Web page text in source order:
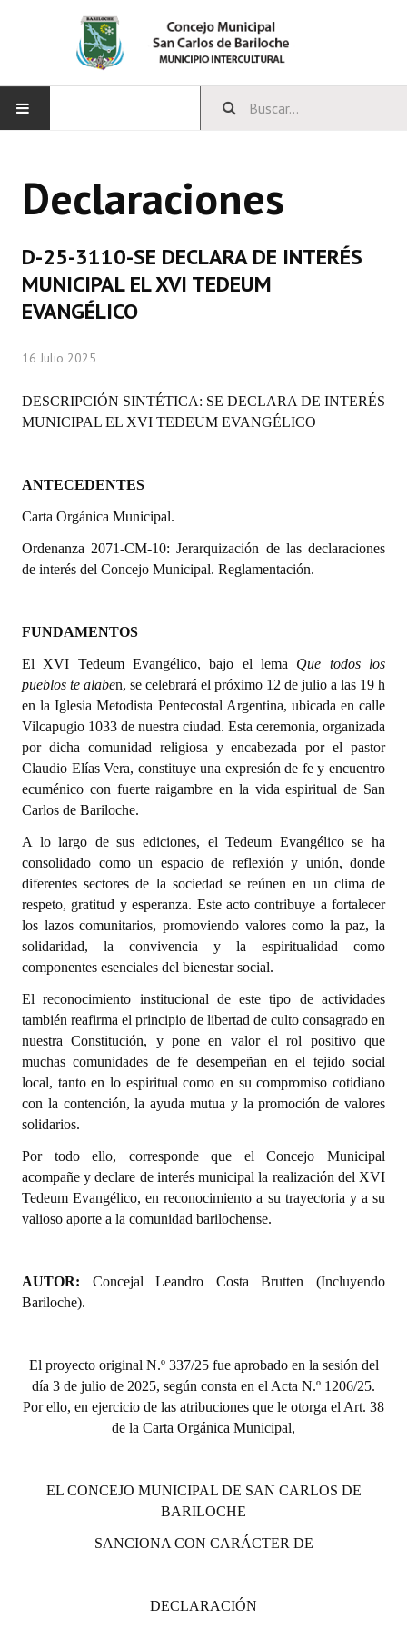
CONCEJO
Integrantes del Concejo
Comisiones Permanentes
Comisiones Especiales
Concejales Mandato Cumplido
Programas
Constitución Nacional
Constitución Provincial
Carta Orgánica 2007
Digesto
Organigrama
DOCUMENTOS
Informes de Gestión
Proyectos Presentados
Dictámenes Asesoría Letrada
Actas de Sesión
Informes de Unidad Coordinadora
Ejecución Presupuestaria
Actas de Audiencias Públicas
NORMATIVA
Comunicaciones
Declaraciones
Resoluciones
Resoluciones de Presidencia
Antiguos Pobladores
Noticias Destacadas
Datos Históricos
Premio al Mérito - Registro
Mujeres que Dejaron Huellas - Registro
Periodistas Decanos - Registro
Banca del Vecino - Registro
Declaraciones
D-25-3110-SE DECLARA DE INTERÉS
MUNICIPAL EL XVI TEDEUM
EVANGÉLICO
16 Julio 2025
DESCRIPCIÓN SINTÉTICA: SE DECLARA DE INTERÉS
MUNICIPAL EL XVI TEDEUM EVANGÉLICO
ANTECEDENTES
Carta Orgánica Municipal.
Ordenanza 2071-CM-10: Jerarquización de las declaraciones
de interés del Concejo Municipal. Reglamentación.
FUNDAMENTOS
El XVI Tedeum Evangélico, bajo el lema Que todos los
pueblos te alaben, se celebrará el próximo 12 de julio a las 19 h
en la Iglesia Metodista Pentecostal Argentina, ubicada en calle
Vilcapugio 1033 de nuestra ciudad. Esta ceremonia, organizada
por dicha comunidad religiosa y encabezada por el pastor
Claudio Elías Vera, constituye una expresión de fe y encuentro
ecuménico con fuerte raigambre en la vida espiritual de San
Carlos de Bariloche.
A lo largo de sus ediciones, el Tedeum Evangélico se ha
consolidado como un espacio de reflexión y unión, donde
diferentes sectores de la sociedad se reúnen en un clima de
respeto, gratitud y esperanza. Este acto contribuye a fortalecer
los lazos comunitarios, promoviendo valores como la paz, la
solidaridad, la convivencia y la espiritualidad como
componentes esenciales del bienestar social.
El reconocimiento institucional de este tipo de actividades
también reafirma el principio de libertad de culto consagrado en
nuestra Constitución, y pone en valor el rol positivo que
muchas comunidades de fe desempeñan en el tejido social
local, tanto en lo espiritual como en su compromiso cotidiano
con la contención, la ayuda mutua y la promoción de valores
solidarios.
Por todo ello, corresponde que el Concejo Municipal
acompañe y declare de interés municipal la realización del XVI
Tedeum Evangélico, en reconocimiento a su trayectoria y a su
valioso aporte a la comunidad barilochense.
AUTOR: Concejal Leandro Costa Brutten (Incluyendo
Bariloche).
El proyecto original N.º 337/25 fue aprobado en la sesión del
día 3 de julio de 2025, según consta en el Acta N.º 1206/25.
Por ello, en ejercicio de las atribuciones que le otorga el Art. 38
de la Carta Orgánica Municipal,
EL CONCEJO MUNICIPAL DE SAN CARLOS DE
BARILOCHE
SANCIONA CON CARÁCTER DE
DECLARACIÓN